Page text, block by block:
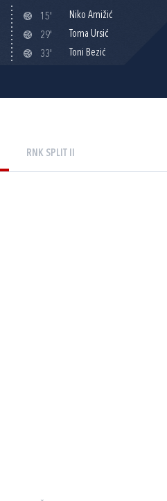
15'
Niko Amižić
29'
Toma Ursić
33'
Toni Bezić
RNK SPLIT II